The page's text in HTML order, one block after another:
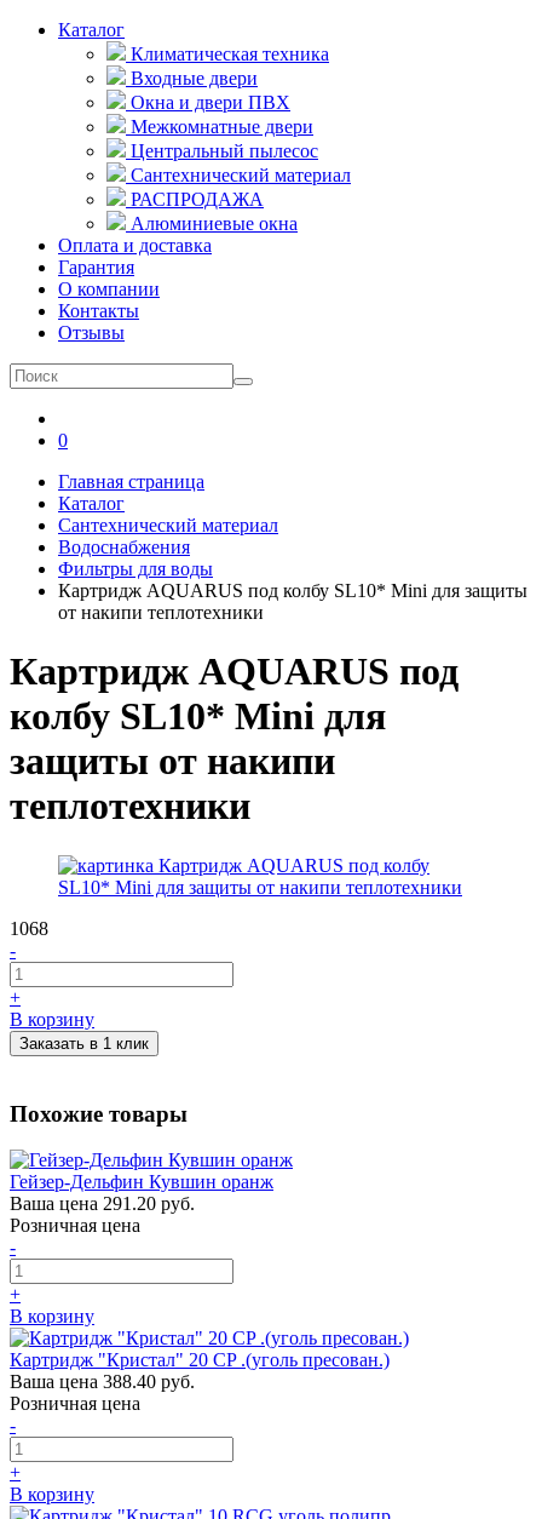
Каталог
Климатическая техника
Входные двери
Окна и двери ПВХ
Межкомнатные двери
Центральный пылесос
Сантехнический материал
РАСПРОДАЖА
Алюминиевые окна
Оплата и доставка
Гарантия
О компании
Контакты
Отзывы
0
Главная страница
Каталог
Сантехнический материал
Водоснабжения
Фильтры для воды
Картридж AQUARUS под колбу SL10* Mini для защиты
от накипи теплотехники
Картридж AQUARUS под
колбу SL10* Mini для
защиты от накипи
теплотехники
1068
-
+
В корзину
Заказать в 1 клик
Похожие товары
Гейзер-Дельфин Кувшин оранж
Ваша цена 291.20 руб.
Розничная цена
-
+
В корзину
Картридж "Кристал" 20 CP .(уголь пресован.)
Ваша цена 388.40 руб.
Розничная цена
-
+
В корзину